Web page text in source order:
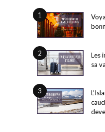
1
2
Les
sa
3